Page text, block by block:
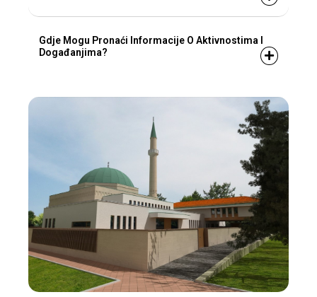
Gdje Mogu Pronaći Informacije O Aktivnostima I
Događanjima?